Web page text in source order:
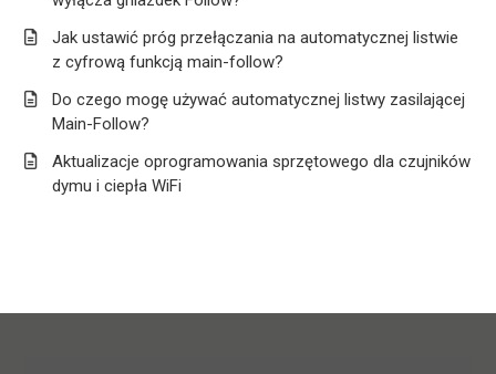
Jak ustawić próg przełączania na automatycznej listwie
z cyfrową funkcją main-follow?
Do czego mogę używać automatycznej listwy zasilającej
Main-Follow?
Aktualizacje oprogramowania sprzętowego dla czujników
dymu i ciepła WiFi